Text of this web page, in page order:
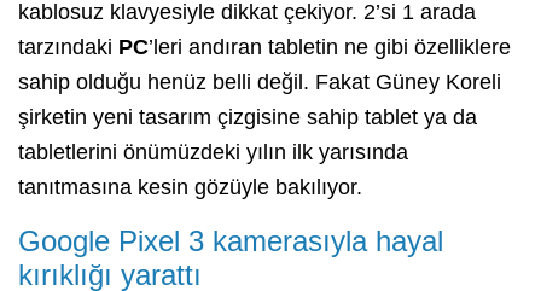
kablosuz klavyesiyle dikkat çekiyor. 2’si 1 arada
tarzındaki PC’leri andıran tabletin ne gibi özelliklere
sahip olduğu henüz belli değil. Fakat Güney Koreli
şirketin yeni tasarım çizgisine sahip tablet ya da
tabletlerini önümüzdeki yılın ilk yarısında
tanıtmasına kesin gözüyle bakılıyor.
Google Pixel 3 kamerasıyla hayal
kırıklığı yarattı